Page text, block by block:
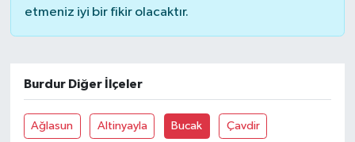
etmeniz iyi bir fikir olacaktır.
Burdur Diğer İlçeler
Ağlasun Altinyayla Bucak Çavdir